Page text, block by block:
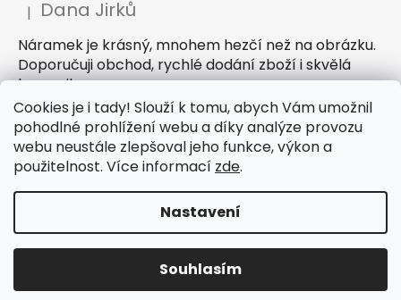
Cookies je i tady! Slouží k tomu, abych Vám umožnil
pohodlné prohlížení webu a díky analýze provozu
webu neustále zlepšoval jeho funkce, výkon a
použitelnost. Více informací zde.
Nastavení
Souhlasím
Hodnocení produktu je 5 z 5 hvězdiček.
| Dana Jirků
Náramek je krásný, mnohem hezčí než na obrázku.
Doporučuji obchod, rychlé dodání zboží i skvělá
komunikace
Hodnocení produktu je 5 z 5 hvězdiček.
| Petra Hejátková
Vytvořil Shoptet
IndickeSaty.cz
vyhrazena.